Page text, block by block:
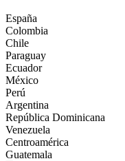
España
Colombia
Chile
Paraguay
Ecuador
México
Perú
Argentina
República Dominicana
Venezuela
Centroamérica
Guatemala